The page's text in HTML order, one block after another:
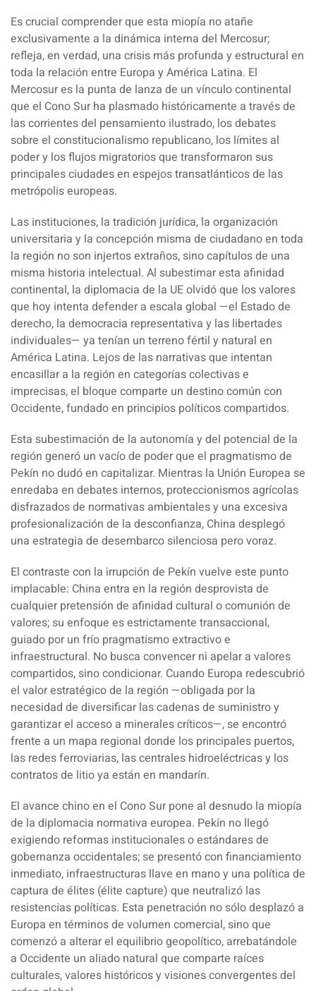
Es crucial comprender que esta miopía no atañe
exclusivamente a la dinámica interna del Mercosur;
refleja, en verdad, una crisis más profunda y estructural en
toda la relación entre Europa y América Latina. El
Mercosur es la punta de lanza de un vínculo continental
que el Cono Sur ha plasmado históricamente a través de
las corrientes del pensamiento ilustrado, los debates
sobre el constitucionalismo republicano, los límites al
poder y los flujos migratorios que transformaron sus
principales ciudades en espejos transatlánticos de las
metrópolis europeas.
Las instituciones, la tradición jurídica, la organización
universitaria y la concepción misma de ciudadano en toda
la región no son injertos extraños, sino capítulos de una
misma historia intelectual. Al subestimar esta afinidad
continental, la diplomacia de la UE olvidó que los valores
que hoy intenta defender a escala global —el Estado de
derecho, la democracia representativa y las libertades
individuales— ya tenían un terreno fértil y natural en
América Latina. Lejos de las narrativas que intentan
encasillar a la región en categorías colectivas e
imprecisas, el bloque comparte un destino común con
Occidente, fundado en principios políticos compartidos.
Esta subestimación de la autonomía y del potencial de la
región generó un vacío de poder que el pragmatismo de
Pekín no dudó en capitalizar. Mientras la Unión Europea se
enredaba en debates internos, proteccionismos agrícolas
disfrazados de normativas ambientales y una excesiva
profesionalización de la desconfianza, China desplegó
una estrategia de desembarco silenciosa pero voraz.
El contraste con la irrupción de Pekín vuelve este punto
implacable: China entra en la región desprovista de
cualquier pretensión de afinidad cultural o comunión de
valores; su enfoque es estrictamente transaccional,
guiado por un frío pragmatismo extractivo e
infraestructural. No busca convencer ni apelar a valores
compartidos, sino condicionar. Cuando Europa redescubrió
el valor estratégico de la región —obligada por la
necesidad de diversificar las cadenas de suministro y
garantizar el acceso a minerales críticos—, se encontró
frente a un mapa regional donde los principales puertos,
las redes ferroviarias, las centrales hidroeléctricas y los
contratos de litio ya están en mandarín.
El avance chino en el Cono Sur pone al desnudo la miopía
de la diplomacia normativa europea. Pekín no llegó
exigiendo reformas institucionales o estándares de
gobernanza occidentales; se presentó con financiamiento
inmediato, infraestructuras llave en mano y una política de
captura de élites (élite capture) que neutralizó las
resistencias políticas. Esta penetración no sólo desplazó a
Europa en términos de volumen comercial, sino que
comenzó a alterar el equilibrio geopolítico, arrebatándole
a Occidente un aliado natural que comparte raíces
culturales, valores históricos y visiones convergentes del